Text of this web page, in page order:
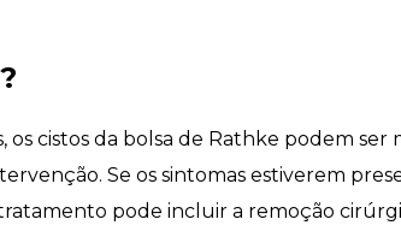
os cistos da bolsa de Rathke podem
Se os sintomas estiverem
pode incluir a remoção